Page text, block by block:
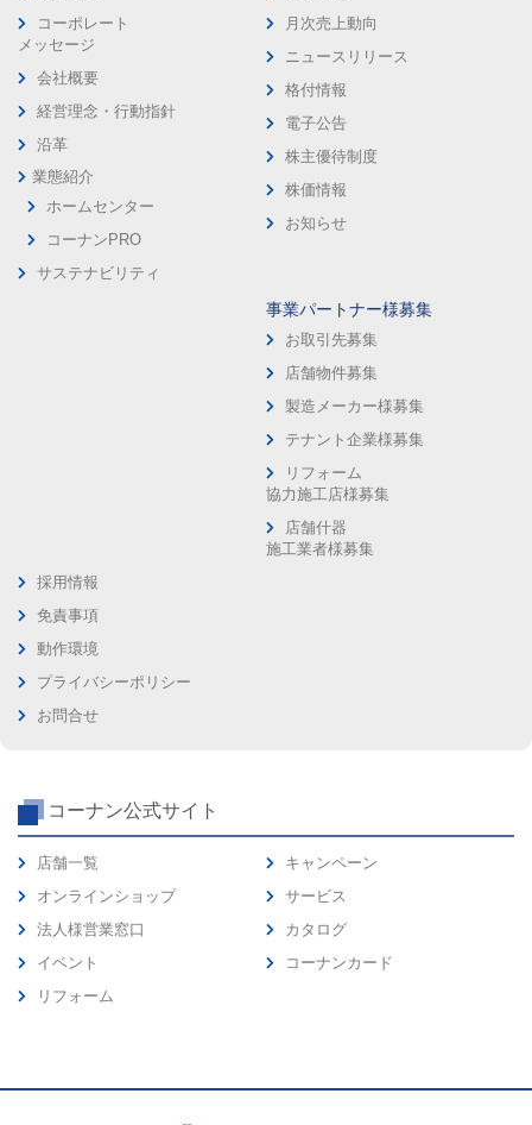
コーポレート
メッセージ
会社概要
経営理念・行動指針
沿革
業態紹介
ホームセンター
コーナンPRO
サステナビリティ
月次売上動向
ニュースリリース
格付情報
電子公告
株主優待制度
株価情報
お知らせ
事業パートナー様募集
お取引先募集
店舗物件募集
製造メーカー様募集
テナント企業様募集
リフォーム
協力施工店様募集
店舗什器
施工業者様募集
採用情報
免責事項
動作環境
プライバシーポリシー
お問合せ
コーナン公式サイト
店舗一覧
オンラインショップ
法人様営業窓口
イベント
リフォーム
キャンペーン
サービス
カタログ
コーナンカード